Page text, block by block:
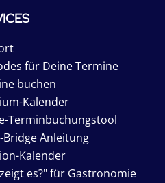
für Deine Termine
buchen
Kalender
Terminbuchungstool
Bridge Anleitung
Kalender
es?" für Gastronomie